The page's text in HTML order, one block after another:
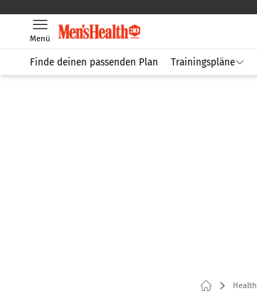
Menü
Finde deinen passenden Plan Trainingspläne
Health